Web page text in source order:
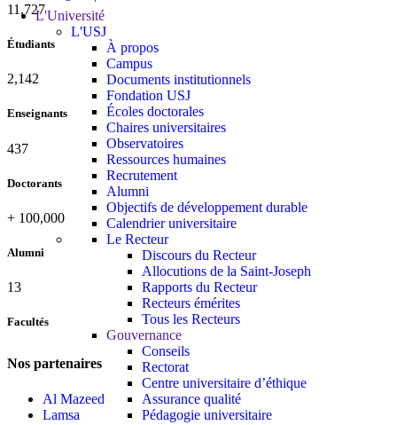
L'Université
L'USJ
À propos
Campus
Documents institutionnels
Fondation USJ
Écoles doctorales
Chaires universitaires
Observatoires
Ressources humaines
Recrutement
Alumni
Objectifs de développement durable
Calendrier universitaire
Le Recteur
Discours du Recteur
Allocutions de la Saint-Joseph
Rapports du Recteur
Recteurs émérites
Tous les Recteurs
Gouvernance
Conseils
Rectorat
Centre universitaire d’éthique
Assurance qualité
Pédagogie universitaire
11,727
Étudiants
2,142
Enseignants
437
Doctorants
+ 100,000
Alumni
13
Facultés
Nos partenaires
Al Mazeed
Lamsa